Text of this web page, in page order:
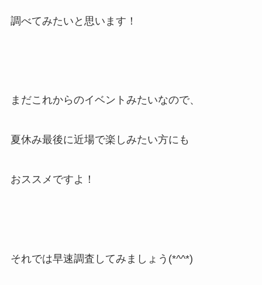
調べてみたいと思います！
まだこれからのイベントみたいなので、
夏休み最後に近場で楽しみたい方にも
おススメですよ！
それでは早速調査してみましょう(*^^*)